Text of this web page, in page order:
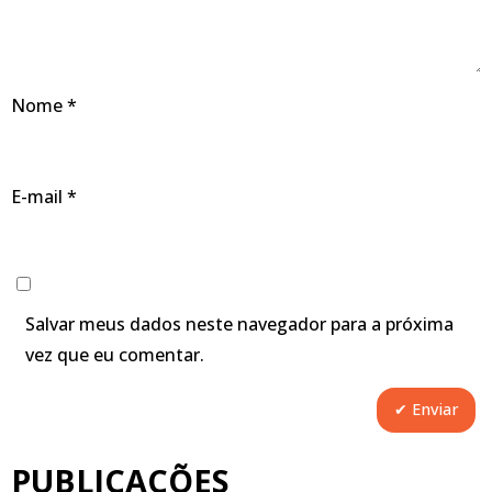
Nome*
E-mail *
Salvar meus dados neste navegador para a próxima
vez que eu comentar.
PUBLICAÇÕES